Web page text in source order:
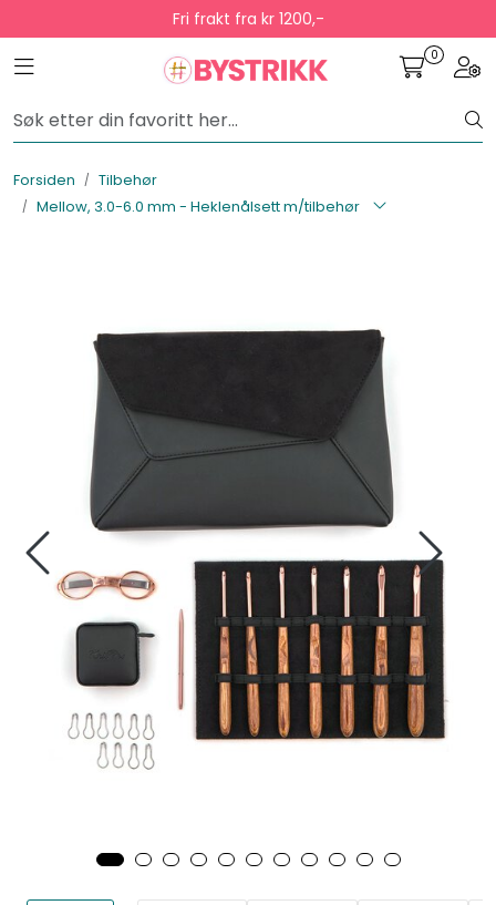
Skip to main contentFri frakt fra kr 1200,-
Toggle navigation 0
Forsiden
Tilbehør
Mellow, 3.0-6.0 mm - Heklenålsett m/tilbehør
Garn
Kolleksjoner